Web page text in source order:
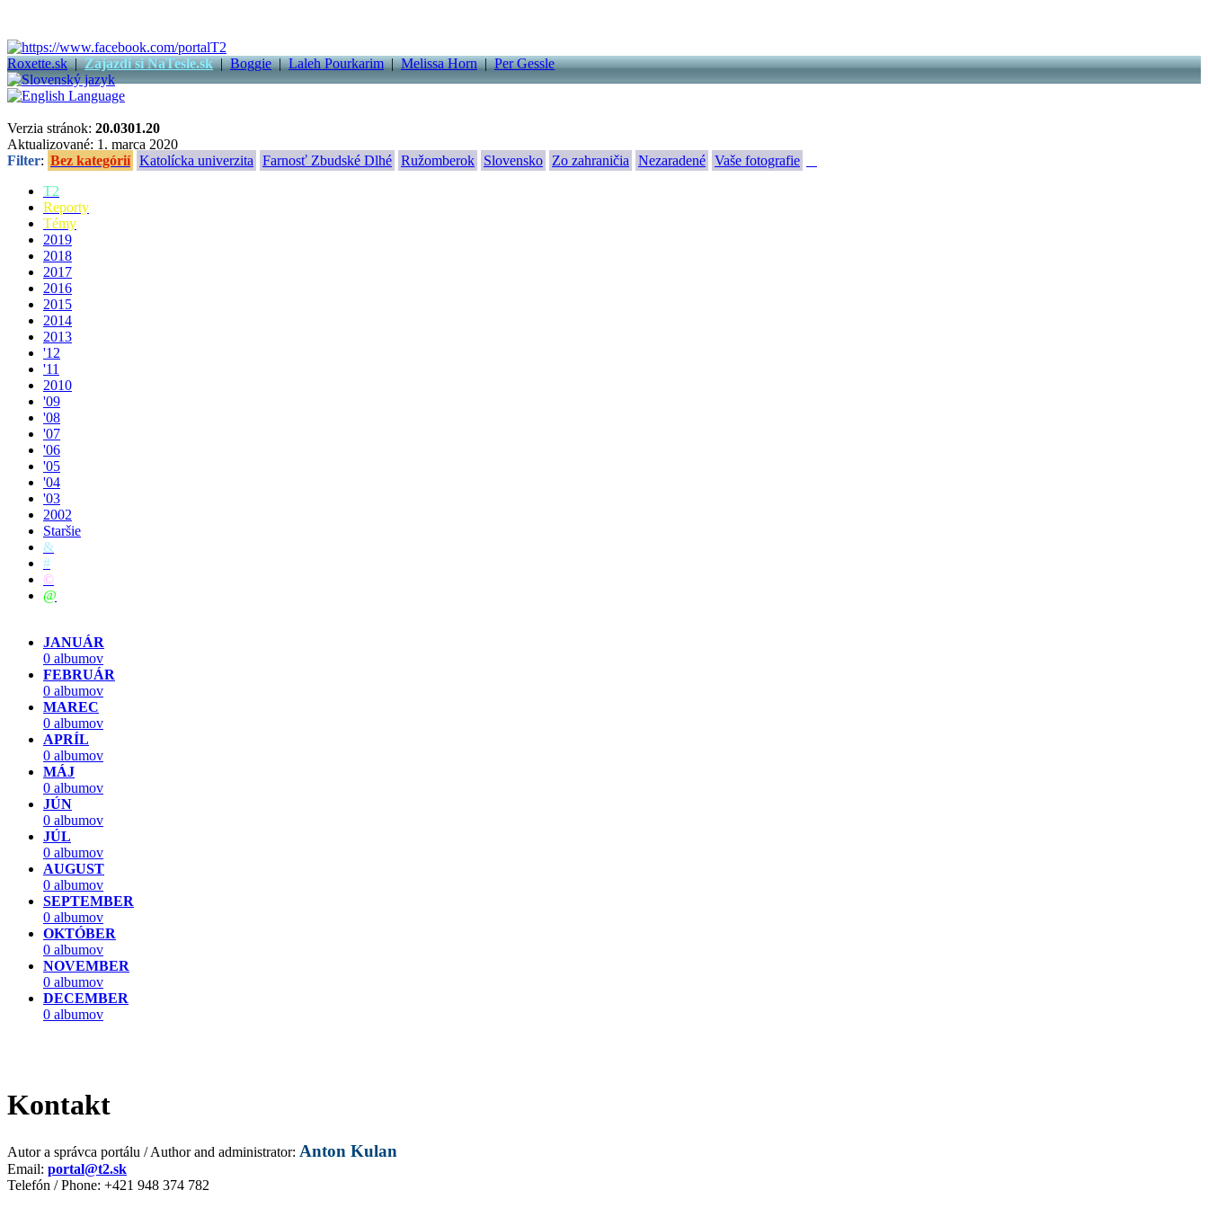
Roxette.sk|Zajazdi si NaTesle.sk|Boggie|Laleh Pourkarim|Melissa Horn|Per Gessle
Verzia stránok: 20.0301.20
Aktualizované: 1. marca 2020
Filter: Bez kategórií Katolícka univerzita Farnosť Zbudské Dlhé Ružomberok Slovensko Zo zahraničia Nezaradené Vaše fotografie
T2
Reporty
Témy
2019
2018
2017
2016
2015
2014
2013
'12
'11
2010
'09
'08
'07
'06
'05
'04
'03
2002
Staršie
&
#
©
@
JANUÁR
0 albumov
FEBRUÁR
0 albumov
MAREC
0 albumov
APRÍL
0 albumov
MÁJ
0 albumov
JÚN
0 albumov
JÚL
0 albumov
AUGUST
0 albumov
SEPTEMBER
0 albumov
OKTÓBER
0 albumov
NOVEMBER
0 albumov
DECEMBER
0 albumov
Kontakt
Autor a správca portálu / Author and administrator: Anton Kulan
Email: portal@t2.sk
Telefón / Phone: +421 948 374 782